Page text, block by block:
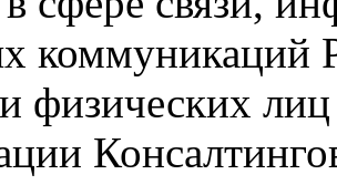
коммуникаций
физических